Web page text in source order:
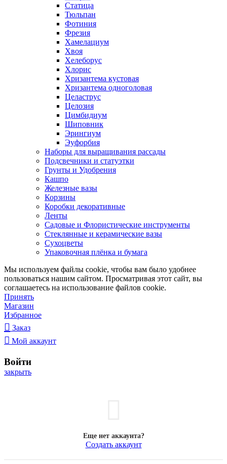
Статица
Тюльпан
Фотиния
Фрезия
Хамелациум
Хвоя
Хелеборус
Хлорис
Хризантема кустовая
Хризантема одноголовая
Целаструс
Целозия
Цимбидиум
Шиповник
Эрингиум
Эуфорбия
Наборы для выращивания рассады
Подсвечники и статуэтки
Грунты и Удобрения
Кашпо
Железные вазы
Корзины
Коробки декоративные
Ленты
Садовые и Флористические инструменты
Стеклянные и керамические вазы
Сухоцветы
Упаковочная плёнка и бумага
Мы используем файлы cookie, чтобы вам было удобнее
пользоваться нашим сайтом. Просматривая этот сайт, вы
соглашаетесь на использование файлов cookie.
Принять
Магазин
Избранное
Заказ
Мой аккаунт
Войти
закрыть
Еще нет аккаунта?
Создать аккаунт